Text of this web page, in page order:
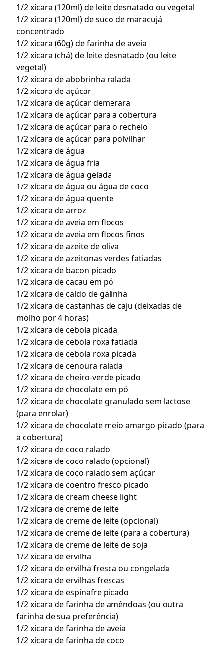
1/2 xícara (120ml) de leite desnatado ou vegetal
1/2 xícara (120ml) de suco de maracujá
concentrado
1/2 xícara (60g) de farinha de aveia
1/2 xícara (chá) de leite desnatado (ou leite
vegetal)
1/2 xícara de abobrinha ralada
1/2 xícara de açúcar
1/2 xícara de açúcar demerara
1/2 xícara de açúcar para a cobertura
1/2 xícara de açúcar para o recheio
1/2 xícara de açúcar para polvilhar
1/2 xícara de água
1/2 xícara de água fria
1/2 xícara de água gelada
1/2 xícara de água ou água de coco
1/2 xícara de água quente
1/2 xícara de arroz
1/2 xícara de aveia em flocos
1/2 xícara de aveia em flocos finos
1/2 xícara de azeite de oliva
1/2 xícara de azeitonas verdes fatiadas
1/2 xícara de bacon picado
1/2 xícara de cacau em pó
1/2 xícara de caldo de galinha
1/2 xícara de castanhas de caju (deixadas de
molho por 4 horas)
1/2 xícara de cebola picada
1/2 xícara de cebola roxa fatiada
1/2 xícara de cebola roxa picada
1/2 xícara de cenoura ralada
1/2 xícara de cheiro-verde picado
1/2 xícara de chocolate em pó
1/2 xícara de chocolate granulado sem lactose
(para enrolar)
1/2 xícara de chocolate meio amargo picado (para
a cobertura)
1/2 xícara de coco ralado
1/2 xícara de coco ralado (opcional)
1/2 xícara de coco ralado sem açúcar
1/2 xícara de coentro fresco picado
1/2 xícara de cream cheese light
1/2 xícara de creme de leite
1/2 xícara de creme de leite (opcional)
1/2 xícara de creme de leite (para a cobertura)
1/2 xícara de creme de leite de soja
1/2 xícara de ervilha
1/2 xícara de ervilha fresca ou congelada
1/2 xícara de ervilhas frescas
1/2 xícara de espinafre picado
1/2 xícara de farinha de amêndoas (ou outra
farinha de sua preferência)
1/2 xícara de farinha de aveia
1/2 xícara de farinha de coco